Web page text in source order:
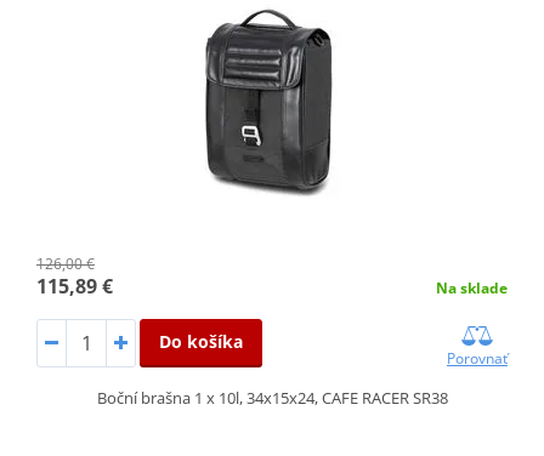
126,00 €
115,89 € Na sklade
Do košíka
Porovnať
Boční brašna 1 x 10l, 34x15x24, CAFE RACER SR38